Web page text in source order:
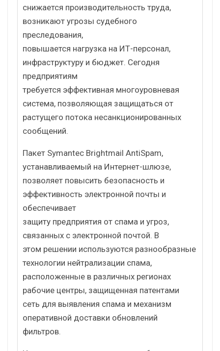
снижается производительность труда,
возникают угрозы судебного
преследования,
повышается нагрузка на ИТ-персонал,
инфраструктуру и бюджет. Сегодня
предприятиям
требуется эффективная многоуровневая
система, позволяющая защищаться от
растущего потока несанкционированных
сообщений.
Пакет Symantec Brightmail AntiSpam,
устанавливаемый на Интернет-шлюзе,
позволяет повысить безопасность и
эффективность электронной почты и
обеспечивает
защиту предприятия от спама и угроз,
связанных с электронной почтой. В
этом решении используются разнообразные
технологии нейтрализации спама,
расположенные в различных регионах
рабочие центры, защищенная патентами
сеть для выявления спама и механизм
оперативной доставки обновлений
фильтров.